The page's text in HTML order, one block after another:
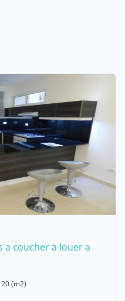
coucher a louer a
(m2)